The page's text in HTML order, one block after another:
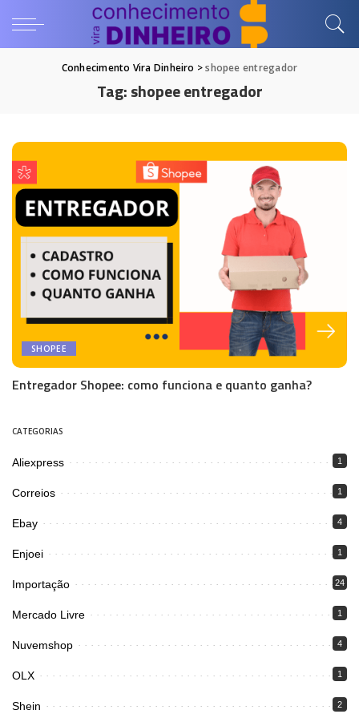
Conhecimento Vira Dinheiro >shopee entregador
Tag:shopee entregador
SHOPEE
Entregador Shopee: como funciona e quanto ganha?
CATEGORIAS
Aliexpress 1
Correios 1
Ebay 4
Enjoei 1
Importação 24
Mercado Livre 1
Nuvemshop 4
OLX 1
Shein 2